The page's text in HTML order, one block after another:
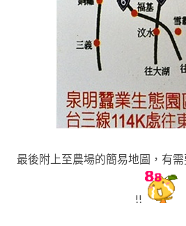
最後附上至農場的簡易地圖，有
!!